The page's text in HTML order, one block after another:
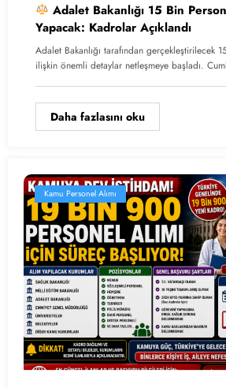
Adalet Bakanlığı 15 Bin
Yapacak: Kadrolar Açıklandı
Adalet Bakanlığı tarafından gerçekleştirilecek
ilişkin önemli detaylar netleşmeye başladı.
Daha fazlasını oku
Kamu Personel Alımı